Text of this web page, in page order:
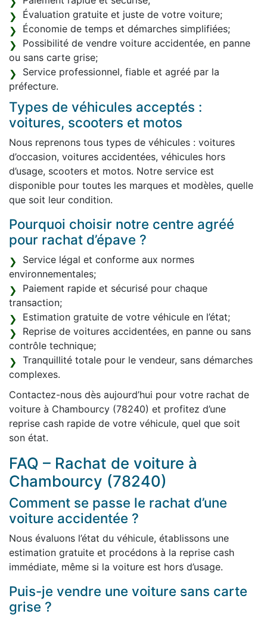
Évaluation gratuite et juste de votre voiture;
Économie de temps et démarches simplifiées;
Possibilité de vendre voiture accidentée, en panne
ou sans carte grise;
Service professionnel, fiable et agréé par la
préfecture.
Types de véhicules acceptés :
voitures, scooters et motos
Nous reprenons tous types de véhicules : voitures
d’occasion, voitures accidentées, véhicules hors
d’usage, scooters et motos. Notre service est
disponible pour toutes les marques et modèles, quelle
que soit leur condition.
Pourquoi choisir notre centre agréé
pour rachat d’épave ?
Service légal et conforme aux normes
environnementales;
Paiement rapide et sécurisé pour chaque
transaction;
Estimation gratuite de votre véhicule en l’état;
Reprise de voitures accidentées, en panne ou sans
contrôle technique;
Tranquillité totale pour le vendeur, sans démarches
complexes.
Contactez-nous dès aujourd’hui pour votre rachat de
voiture à Chambourcy (78240) et profitez d’une
reprise cash rapide de votre véhicule, quel que soit
son état.
FAQ – Rachat de voiture à
Chambourcy (78240)
Comment se passe le rachat d’une
voiture accidentée ?
Nous évaluons l’état du véhicule, établissons une
estimation gratuite et procédons à la reprise cash
immédiate, même si la voiture est hors d’usage.
Puis-je vendre une voiture sans carte
grise ?